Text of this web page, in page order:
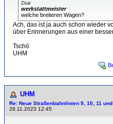
Zitat
werkstattmeister
welche breiteren Wagen?
Ach, das ist ja auch schon wieder
über Erinnerungen aus einer
Tschö
UHM
UHM
Re: Neue Straßenbahnlinien 9, 10, 11 und
28.11.2023 12:45